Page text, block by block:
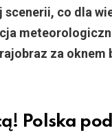
co dla
za oknem
Polska